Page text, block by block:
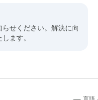
せください。解決に向
ます。